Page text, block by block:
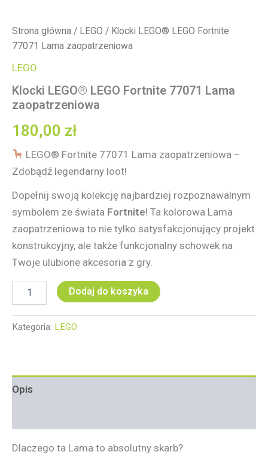
Strona główna / LEGO / Klocki LEGO® LEGO Fortnite
77071 Lama zaopatrzeniowa
LEGO
Klocki LEGO® LEGO Fortnite 77071 Lama
zaopatrzeniowa
180,00 zł
LEGO® Fortnite 77071 Lama zaopatrzeniowa –
Zdobądź legendarny loot!
Dopełnij swoją kolekcję najbardziej rozpoznawalnym
symbolem ze świata Fortnite! Ta kolorowa Lama
zaopatrzeniowa to nie tylko satysfakcjonujący projekt
konstrukcyjny, ale także funkcjonalny schowek na
Twoje ulubione akcesoria z gry.
Dodaj do koszyka
Kategoria: LEGO
Opis
Dlaczego ta Lama to absolutny skarb?